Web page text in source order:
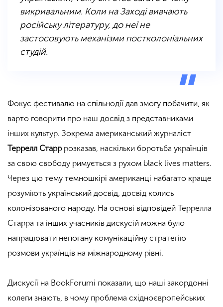
викривальним. Коли на Заході вивчають
російську літературу, до неї не
застосовують механізми постколоніальних
студій.
Фокус фестивалю на спільнодії дав змогу побачити, як
варто говорити про наш досвід з представниками
інших культур. Зокрема американський журналіст
Террелл Старр розказав, наскільки боротьба українців
за свою свободу римується з рухом black lives matters.
Через цю тему темношкірі американці набагато краще
розуміють український досвід, досвід колись
колонізованого народу. На основі відповідей Террелла
Старра та інших учасників дискусій можна було
напрацювати непогану комунікаційну стратегію
розмови українців на міжнародному рівні.
Дискусії на BookForumі показали, що наші закордонні
колеги знають, в чому проблема східноєвропейських